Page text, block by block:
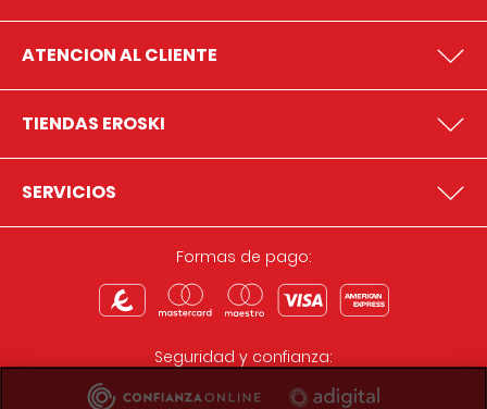
ATENCION AL CLIENTE
TIENDAS EROSKI
SERVICIOS
Formas de pago:
Seguridad y confianza: